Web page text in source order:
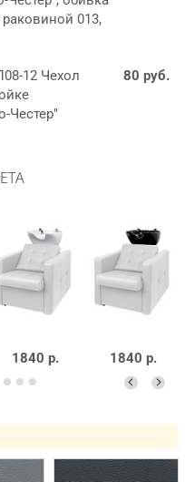
013,
12 Чехол
Честер"
80 руб.
1840 р. 1840 р.